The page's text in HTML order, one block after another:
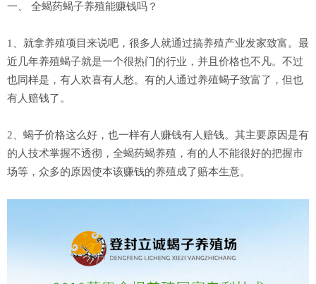
一、 全蝎药蝎子养殖能赚钱吗？
1、就拿养殖项目来说吧，很多人就通过搞养殖产业发家致富。最
近几年养殖蝎子就是一个很热门的行业，并且价格也不凡。不过
也同样是，有人欢喜有人愁。有的人通过养殖蝎子致富了，但也
有人赔钱了。
2、蝎子价格这么好，也一样有人赚钱有人赔钱。其主要原因是有
的人技术掌握不透彻，全蝎药蝎养殖，有的人不能很好的把握市
场等，众多的原因使本该赚钱的养殖成了赔本生意。